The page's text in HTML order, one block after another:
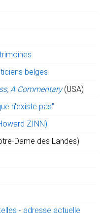
belges
A Commentary (USA)
n'existe pas"
ZINN)
Dame des Landes)
- adresse actuelle